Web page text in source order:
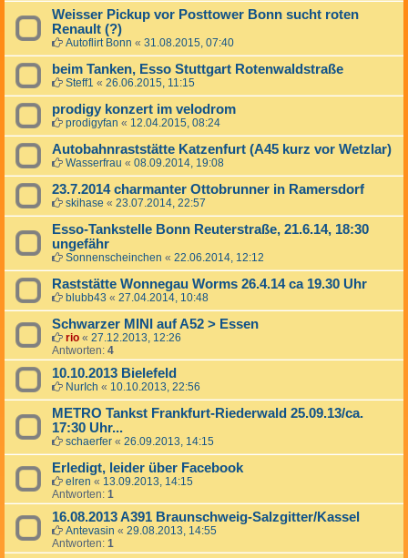
Weisser Pickup vor Posttower Bonn sucht roten
Renault (?)
Autoflirt Bonn « 31.08.2015, 07:40
beim Tanken, Esso Stuttgart Rotenwaldstraße
Steff1 « 26.06.2015, 11:15
prodigy konzert im velodrom
prodigyfan « 12.04.2015, 08:24
Autobahnraststätte Katzenfurt (A45 kurz vor Wetzlar)
Wasserfrau « 08.09.2014, 19:08
23.7.2014 charmanter Ottobrunner in Ramersdorf
skihase « 23.07.2014, 22:57
Esso-Tankstelle Bonn Reuterstraße, 21.6.14, 18:30
ungefähr
Sonnenscheinchen « 22.06.2014, 12:12
Raststätte Wonnegau Worms 26.4.14 ca 19.30 Uhr
blubb43 « 27.04.2014, 10:48
Schwarzer MINI auf A52 > Essen
rio « 27.12.2013, 12:26
Antworten: 4
10.10.2013 Bielefeld
NurIch « 10.10.2013, 22:56
METRO Tankst Frankfurt-Riederwald 25.09.13/ca.
17:30 Uhr...
schaerfer « 26.09.2013, 14:15
Erledigt, leider über Facebook
elren « 13.09.2013, 14:15
Antworten: 1
16.08.2013 A391 Braunschweig-Salzgitter/Kassel
Antevasin « 29.08.2013, 14:55
Antworten: 1